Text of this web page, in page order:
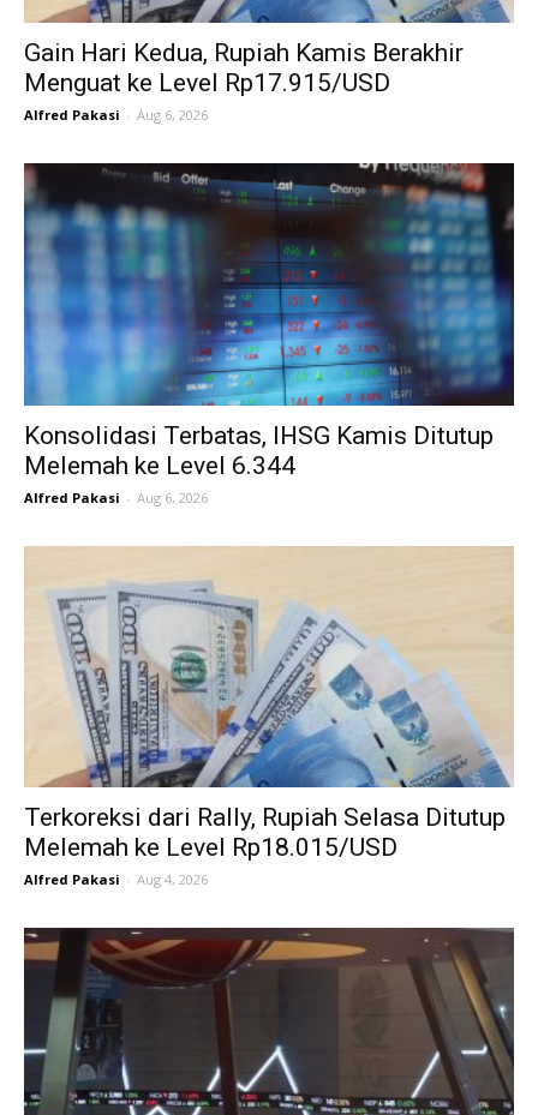
Gain Hari Kedua, Rupiah Kamis Berakhir
Menguat ke Level Rp17.915/USD
Alfred Pakasi - Aug 6, 2026
Konsolidasi Terbatas, IHSG Kamis Ditutup
Melemah ke Level 6.344
Alfred Pakasi - Aug 6, 2026
Terkoreksi dari Rally, Rupiah Selasa Ditutup
Melemah ke Level Rp18.015/USD
Alfred Pakasi - Aug 4, 2026